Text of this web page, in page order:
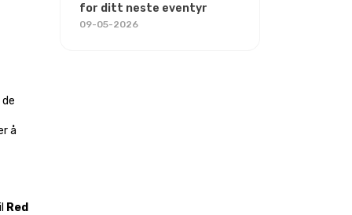
å
Red
for ditt neste eventyr
09-05-2026